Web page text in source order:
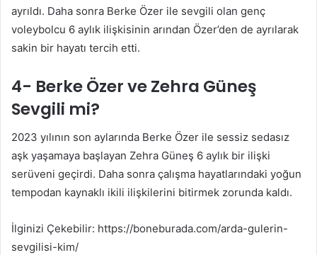
ayrıldı. Daha sonra Berke Özer ile sevgili olan genç
voleybolcu 6 aylık ilişkisinin arından Özer’den de ayrılarak
sakin bir hayatı tercih etti.
4- Berke Özer ve Zehra Güneş
Sevgili mi?
2023 yılının son aylarında Berke Özer ile sessiz sedasız
aşk yaşamaya başlayan Zehra Güneş 6 aylık bir ilişki
serüveni geçirdi. Daha sonra çalışma hayatlarındaki yoğun
tempodan kaynaklı ikili ilişkilerini bitirmek zorunda kaldı.
İlginizi Çekebilir: https://boneburada.com/arda-gulerin-
sevgilisi-kim/